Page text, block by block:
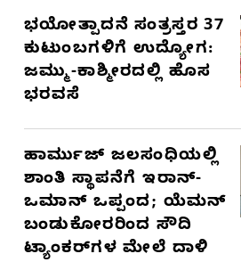
ಭಯೋತ್ಪಾದನೆ ಸಂತ್ರಸ್ತರ 37
ಕುಟುಂಬಗಳಿಗೆ ಉದ್ಯೋಗ:
ಜಮ್ಮು-ಕಾಶ್ಮೀರದಲ್ಲಿ ಹೊಸ
ಭರವಸೆ
ಹಾರ್ಮುಜ್ ಜಲಸಂಧಿಯಲ್ಲಿ
ಶಾಂತಿ ಸ್ಥಾಪನೆಗೆ ಇರಾನ್-
ಒಮಾನ್ ಒಪ್ಪಂದ; ಯೆಮನ್
ಬಂಡುಕೋರರಿಂದ ಸೌದಿ
ಟ್ಯಾಂಕರ್‌ಗಳ ಮೇಲೆ ದಾಳಿ